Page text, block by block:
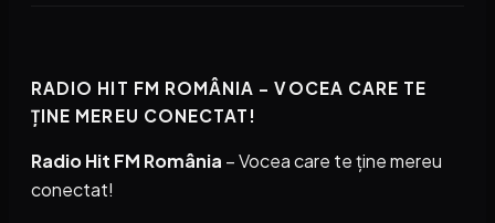
RADIO HIT FM ROMÂNIA – VOCEA CARE TE
ȚINE MEREU CONECTAT!
Radio Hit FM România – Vocea care te ține mereu
conectat!